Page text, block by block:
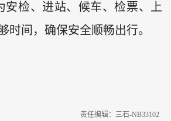
安检、进站、候车、检票、上
时间，确保安全顺畅出行。
责任编辑：三石-NB33102